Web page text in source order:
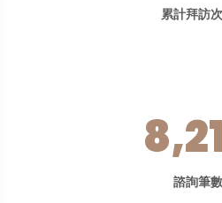
累計拜訪
諮詢筆數